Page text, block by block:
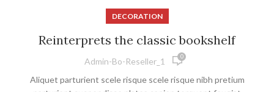
DECORATION
Reinterprets the classic bookshelf
Admin-Bo-Reseller_1 0
Aliquet parturient scele risque scele risque nibh pretium